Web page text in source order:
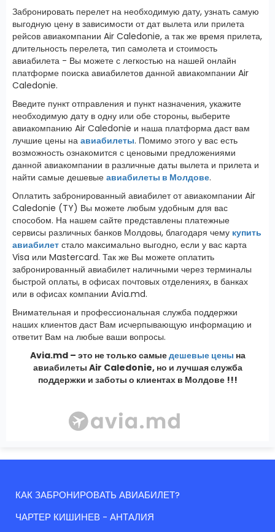
Забронировать перелет на необходимую дату, узнать самую
выгодную цену в зависимости от дат вылета или прилета
рейсов авиакомпании Air Caledonie, а так же время прилета,
длительность перелета, тип самолета и стоимость
авиабилета - Вы можете с легкостью на нашей онлайн
платформе поиска авиабилетов данной авиакомпании Air
Caledonie.
Введите пункт отправления и пункт назначения, укажите
необходимую дату в одну или обе стороны, выберите
авиакомпанию Air Caledonie и наша платформа даст вам
лучшие цены на авиабилеты. Помимо этого у вас есть
возможность ознакомится с ценовыми предложениями
данной авиакомпании в различные даты вылета и прилета и
найти самые дешевые авиабилеты в Молдове.
Оплатить забронированный авиабилет от авиакомпании Air
Caledonie (TY) Вы можете любым удобным для вас
способом. На нашем сайте представлены платежные
сервисы различных банков Молдовы, благодаря чему купить
авиабилет стало максимально выгодно, если у вас карта
Visa или Mastercard. Так же Вы можете оплатить
забронированный авиабилет наличными через терминалы
быстрой оплаты, в офисах почтовых отделениях, в банках
или в офисах компании Avia.md.
Внимательная и профессиональная служба поддержки
наших клиентов даст Вам исчерпывающую информацию и
ответит Вам на любые ваши вопросы.
Avia.md – это не только самыедешевые цены на
авиабилеты Air Caledonie, но и лучшая служба
поддержки и заботы о клиентах в Молдове !!!
КАК ЗАБРОНИРОВАТЬ АВИАБИЛЕТ?
ЧАРТЕР КИШИНЕВ - АНТАЛИЯ